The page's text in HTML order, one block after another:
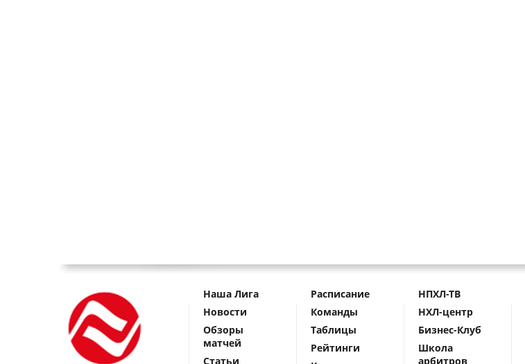
Наша Лига
Новости
Обзоры
матчей
Статьи
Расписание
Команды
Таблицы
Рейтинги
НПХЛ-ТВ
НХЛ-центр
Бизнес-Клуб
Школа
арбитров